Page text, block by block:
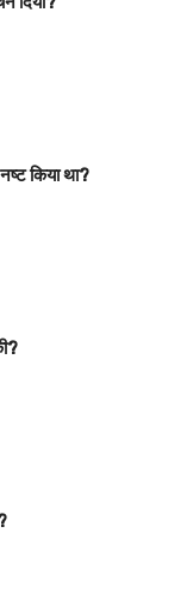
किया था?